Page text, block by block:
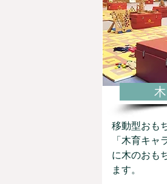
移動型おも
「木育キャ
に木のおも
ます。